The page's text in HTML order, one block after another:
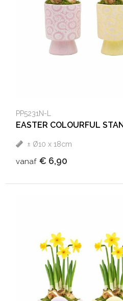
PP5231N-L
EASTER COLOURFUL
± Ø10 x 18cm
vanaf € 6,90